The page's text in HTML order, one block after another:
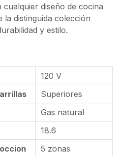
diseño de cocina
la distinguida colección
y estilo.
120 V
Superiores
Gas natural
18.6
5 zonas